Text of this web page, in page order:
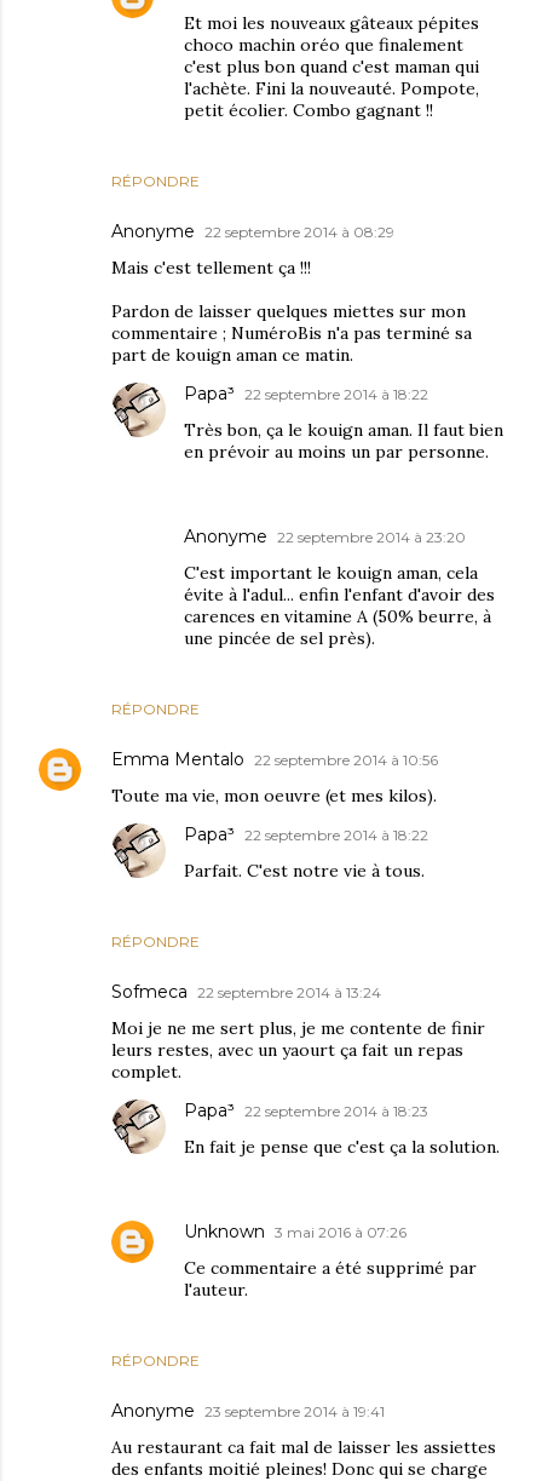
RÉPONDRE
Et moi les nouveaux gâteaux pépites
choco machin oréo que finalement
c'est plus bon quand c'est maman qui
l'achète. Fini la nouveauté. Pompote,
petit écolier. Combo gagnant !!
Anonyme 22 septembre 2014 à 08:29
Mais c'est tellement ça !!!
Pardon de laisser quelques miettes sur mon
commentaire ; NuméroBis n'a pas terminé sa
part de kouign aman ce matin.
RÉPONDRE
Papa³ 22 septembre 2014 à 18:22
Très bon, ça le kouign aman. Il faut bien
en prévoir au moins un par personne.
Anonyme 22 septembre 2014 à 23:20
C'est important le kouign aman, cela
évite à l'adul... enfin l'enfant d'avoir des
carences en vitamine A (50% beurre, à
une pincée de sel près).
Emma Mentalo 22 septembre 2014 à 10:56
Toute ma vie, mon oeuvre (et mes kilos).
RÉPONDRE
Papa³ 22 septembre 2014 à 18:22
Parfait. C'est notre vie à tous.
Sofmeca 22 septembre 2014 à 13:24
Moi je ne me sert plus, je me contente de finir
leurs restes, avec un yaourt ça fait un repas
complet.
RÉPONDRE
Papa³ 22 septembre 2014 à 18:23
En fait je pense que c'est ça la solution.
Unknown 3 mai 2016 à 07:26
Ce commentaire a été supprimé par
l'auteur.
Anonyme 23 septembre 2014 à 19:41
Au restaurant ca fait mal de laisser les assiettes
des enfants moitié pleines! Donc qui se charge